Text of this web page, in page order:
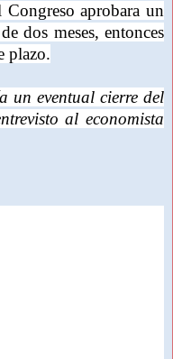
Congreso aprobara un
dos meses, entonces
plazo.
un eventual cierre del
al economista